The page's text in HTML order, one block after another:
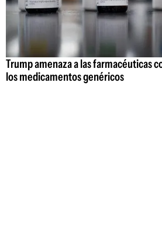
Trump amenaza a las farmacéuticas
los medicamentos genéricos